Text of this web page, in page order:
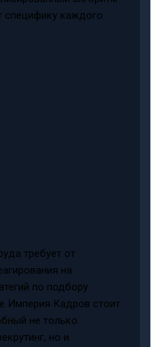
специфику каждого
требует от
на
по подбору
Империя Кадров стоит
не только
но и